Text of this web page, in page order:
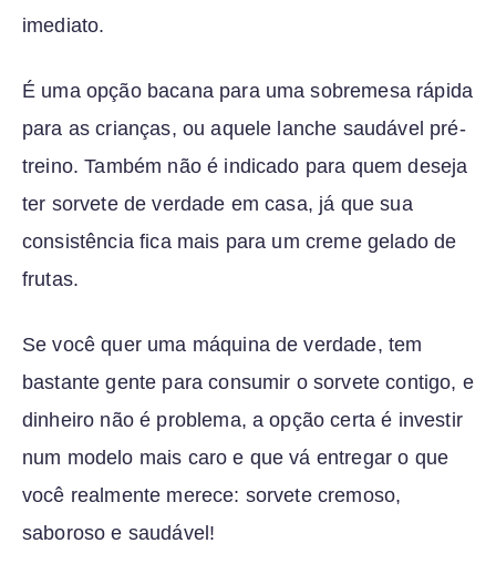
imediato.
É uma opção bacana para uma sobremesa rápida
para as crianças, ou aquele lanche saudável pré-
treino. Também não é indicado para quem deseja
ter sorvete de verdade em casa, já que sua
consistência fica mais para um creme gelado de
frutas.
Se você quer uma máquina de verdade, tem
bastante gente para consumir o sorvete contigo, e
dinheiro não é problema, a opção certa é investir
num modelo mais caro e que vá entregar o que
você realmente merece: sorvete cremoso,
saboroso e saudável!